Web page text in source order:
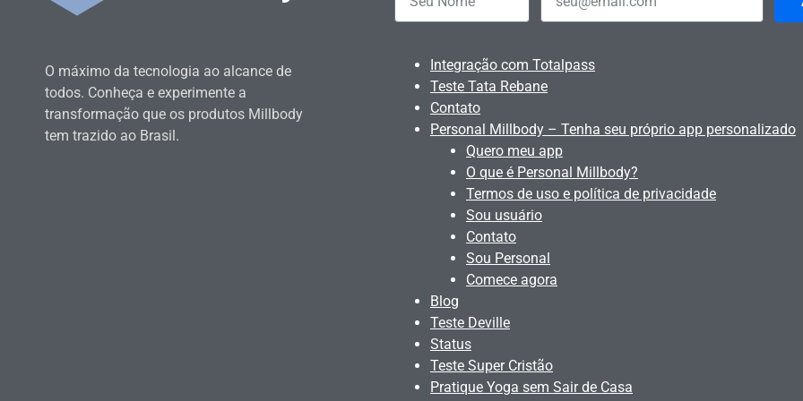
O máximo da tecnologia ao alcance de
todos. Conheça e experimente a
transformação que os produtos Millbody
tem trazido ao Brasil.
Integração com Totalpass
Teste Tata Rebane
Contato
Personal Millbody – Tenha seu próprio app personalizado
Quero meu app
O que é Personal Millbody?
Termos de uso e política de privacidade
Sou usuário
Contato
Sou Personal
Comece agora
Blog
Teste Deville
Status
Teste Super Cristão
Pratique Yoga sem Sair de Casa